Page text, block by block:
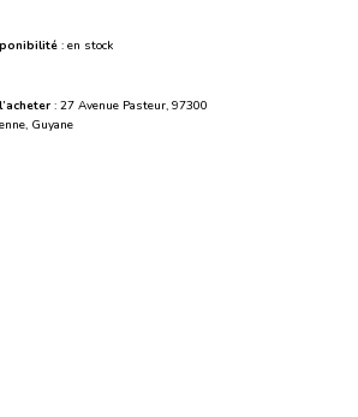
: en stock
: 27 Avenue Pasteur, 97300
Guyane